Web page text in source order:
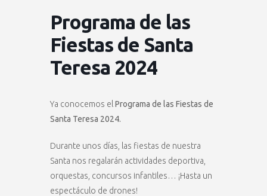
Programa de las
Fiestas de Santa
Teresa 2024
Ya conocemos el Programa de las Fiestas de
Santa Teresa 2024.
Durante unos días, las fiestas de nuestra
Santa nos regalarán actividades deportiva,
orquestas, concursos infantiles… ¡Hasta un
espectáculo de drones!